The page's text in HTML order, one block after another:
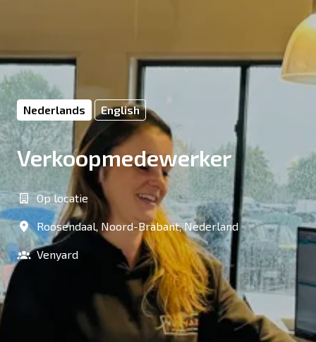
Nederlands English
Verkoopmedewerker
Op locatie
Roosendaal Noord-Brabant, Nederland
Venyard